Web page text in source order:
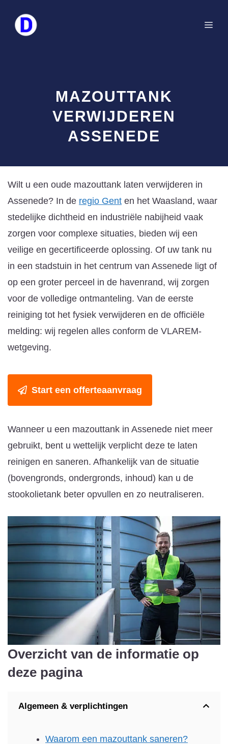
naar
MAZOUTTANK
VERWIJDEREN
ASSENEDE
Wilt u een oude mazouttank laten verwijderen in
Assenede? In de regio Gent en het Waasland, waar
stedelijke dichtheid en industriële nabijheid vaak
zorgen voor complexe situaties, bieden wij een
veilige en gecertificeerde oplossing. Of uw tank nu
in een stadstuin in het centrum van Assenede ligt of
op een groter perceel in de havenrand, wij zorgen
voor de volledige ontmanteling. Van de eerste
reiniging tot het fysiek verwijderen en de officiële
melding: wij regelen alles conform de VLAREM-
wetgeving.
Start een offerteaanvraag
Wanneer u een mazouttank in Assenede niet meer
gebruikt, bent u wettelijk verplicht deze te laten
reinigen en saneren. Afhankelijk van de situatie
(bovengronds, ondergronds, inhoud) kan u de
stookolietank beter opvullen en zo neutraliseren.
Overzicht van de informatie op
deze pagina
Algemeen & verplichtingen
Waarom een mazouttank saneren?